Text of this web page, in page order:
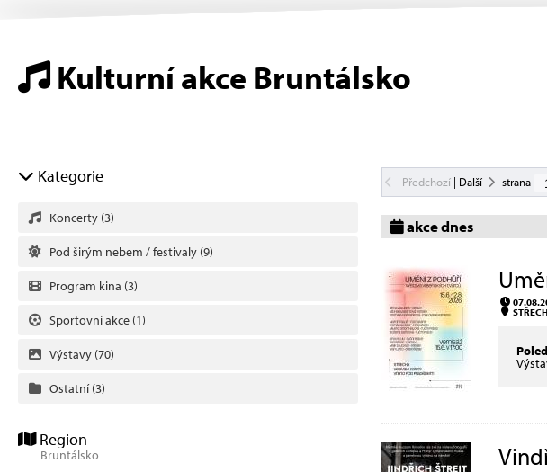
Kulturní akce Bruntálsko
Kategorie
Koncerty (3)
Pod širým nebem / festivaly (9)
Program kina (3)
Sportovní akce (1)
Výstavy (70)
Ostatní(3)
Region
Bruntálsko
Předchozí | Další strana
akce dnes